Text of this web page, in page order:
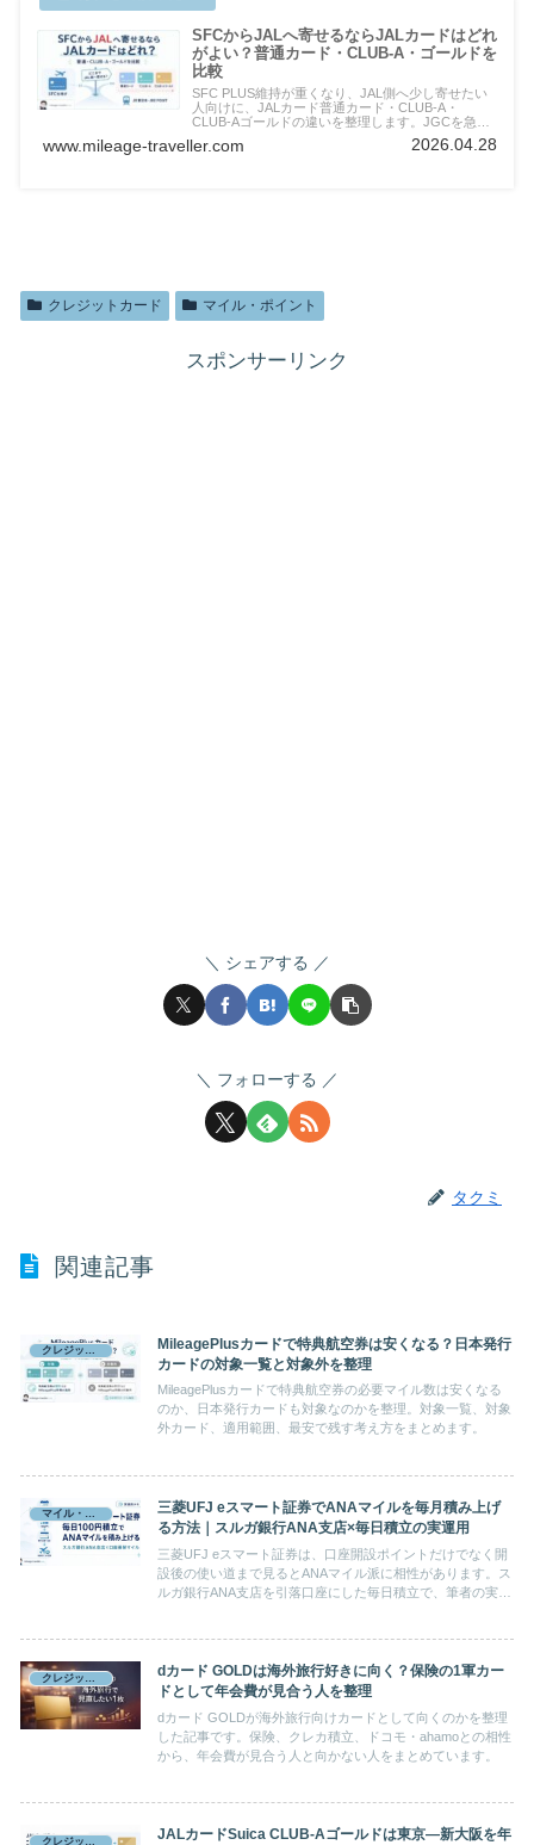
SFCからJALへ寄せるならJALカードはどれ
がよい？普通カード・CLUB-A・ゴールドを
比較
SFC PLUS維持が重くなり、JAL側へ少し寄せたい
人向けに、JALカード普通カード・CLUB-A・
CLUB-Aゴールドの違いを整理します。JGCを急が
ず、JAL便・Life Statusポイント・JR東日本利用・
年会費・保険を分けて見ます。
www.mileage-traveller.com 2026.04.28
クレジットカード マイル・ポイント
スポンサーリンク
シェアする
フォローする
タクミ
関連記事
クレジットカード
MileagePlusカードで特典航空券は安くなる？日本発行
カードの対象一覧と対象外を整理
MileagePlusカードで特典航空券の必要マイル数は安くなる
のか、日本発行カードも対象なのかを整理。対象一覧、対象
外カード、適用範囲、最安で残す考え方をまとめます。
マイル・ポイント
三菱UFJ eスマート証券でANAマイルを毎月積み上げ
る方法｜スルガ銀行ANA支店×毎日積立の実運用
三菱UFJ eスマート証券は、口座開設ポイントだけでなく開
設後の使い道まで見るとANAマイル派に相性があります。ス
ルガ銀行ANA支店を引落口座にした毎日積立で、筆者の実績
dカード GOLDは海外旅行好きに向く？保険の1軍カー
ドとして年会費が見合う人を整理
dカード GOLDが海外旅行向けカードとして向くのかを整理
した記事です。保険、クレカ積立、ドコモ・ahamoとの相性
から、年会費が見合う人と向かない人をまとめています。
JALカードSuica CLUB-Aゴールドは東京―新大阪を年